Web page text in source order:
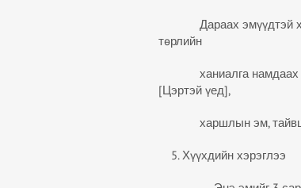
Дараах эмүүдтэй
төрлийн
ханиалга намдаах
[Цэртэй үед],
харшлын эм,
5. Хүүхдийн хэрэглээ